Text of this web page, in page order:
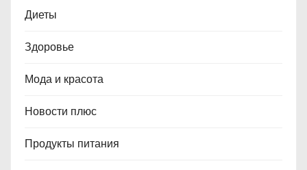
Диеты
Здоровье
Мода и красота
Новости плюс
Продукты питания